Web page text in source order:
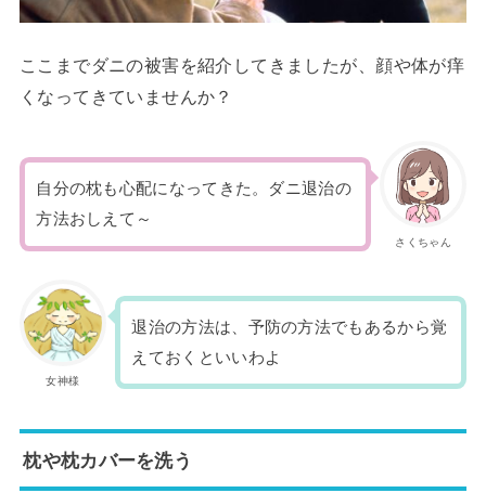
ここまでダニの被害を紹介してきましたが、顔や体が痒
くなってきていませんか？
さくちゃん
自分の枕も心配になってきた。ダニ退治の
方法おしえて～
女神様
退治の方法は、予防の方法でもあるから覚
えておくといいわよ
枕や枕カバーを洗う